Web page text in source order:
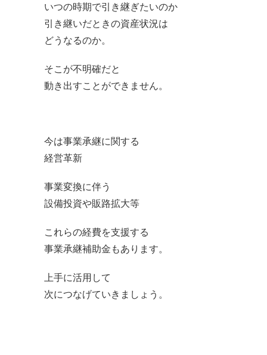
いつの時期で引き継ぎたいのか
引き継いだときの資産状況は
どうなるのか。
そこが不明確だと
動き出すことができません。
今は事業承継に関する
経営革新
事業変換に伴う
設備投資や販路拡大等
これらの経費を支援する
事業承継補助金もあります。
上手に活用して
次につなげていきましょう。